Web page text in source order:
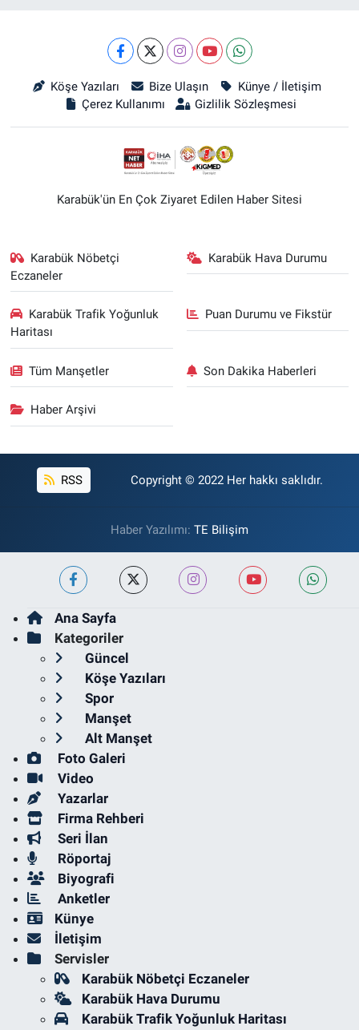
Köşe Yazıları Bize Ulaşın
Künye / İletişim
Çerez Kullanımı
Gizlilik Sözleşmesi
Karabük'ün En Çok Ziyaret Edilen Haber Sitesi
Karabük Nöbetçi
Eczaneler
Karabük Hava Durumu
Karabük Trafik Yoğunluk
Haritası
Puan Durumu ve Fikstür
Tüm Manşetler Son Dakika Haberleri
Haber Arşivi
RSS Copyright © 2022 Her hakkı saklıdır.
Haber Yazılımı: TE Bilişim
Ana Sayfa
Kategoriler
Güncel
Köşe Yazıları
Spor
Manşet
Alt Manşet
Foto Galeri
Video
Yazarlar
Firma Rehberi
Seri İlan
Röportaj
Biyografi
Anketler
Künye
İletişim
Servisler
Karabük Nöbetçi Eczaneler
Karabük Hava Durumu
Karabük Trafik Yoğunluk Haritası